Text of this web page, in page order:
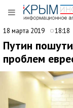
18 марта 2019 18:18
Путин
проблем